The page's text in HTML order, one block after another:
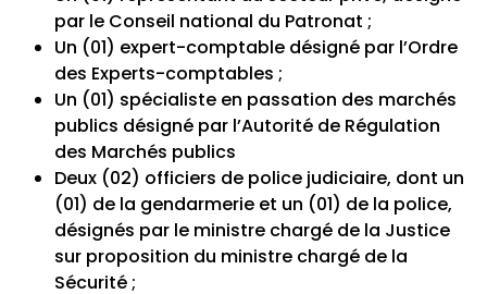
par le Conseil national du Patronat ;
Un (01) expert-comptable désigné par l’Ordre
des Experts-comptables ;
Un (01) spécialiste en passation des marchés
publics désigné par l’Autorité de Régulation
des Marchés publics
Deux (02) officiers de police judiciaire, dont un
(01) de la gendarmerie et un (01) de la police,
désignés par le ministre chargé de la Justice
sur proposition du ministre chargé de la
Sécurité ;